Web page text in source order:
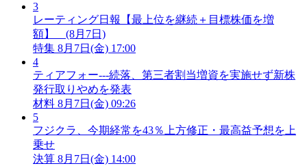
3
レーティング日報【最上位を継続＋目標株価を増
額】 (8月7日)
特集 8月7日(金) 17:00
4
ティアフォー---続落、第三者割当増資を実施せず新株
発行取りやめを発表
材料 8月7日(金) 09:26
5
フジクラ、今期経常を43％上方修正・最高益予想を上
乗せ
決算 8月7日(金) 14:00